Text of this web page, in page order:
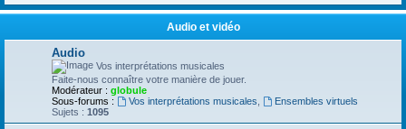
Audio et vidéo
Audio
Vos interprétations musicales
Faite-nous connaître votre manière de jouer.
Modérateur : globule
Sous-forums :
Vos interprétations musicales
Ensembles virtuels
Sujets : 1095